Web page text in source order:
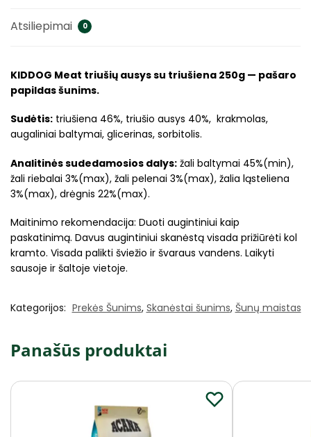
Atsiliepimai 0
KIDDOG Meat triušių ausys su triušiena 250g — pašaro
papildas šunims.
Sudėtis: triušiena 46%, triušio ausys 40%, krakmolas,
augaliniai baltymai, glicerinas, sorbitolis.
Analitinės sudedamosios dalys: žali baltymai 45%(min),
žali riebalai 3%(max), žali pelenai 3%(max), žalia ląsteliena
3%(max), drėgnis 22%(max).
Maitinimo rekomendacija: Duoti augintiniui kaip
paskatinimą. Davus augintiniui skanėstą visada prižiūrėti kol
kramto. Visada palikti šviežio ir švaraus vandens. Laikyti
sausoje ir šaltoje vietoje.
Kategorijos: Prekės Šunims, Skanėstai šunims, Šunų maistas
Panašūs produktai